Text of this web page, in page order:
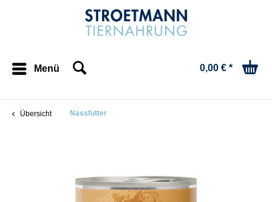
Menü 0,00 € *
Übersicht Nassfutter